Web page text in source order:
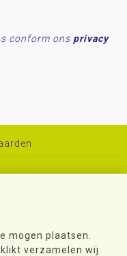
mogen plaatsen.
verzamelen wij
conform ons privacy